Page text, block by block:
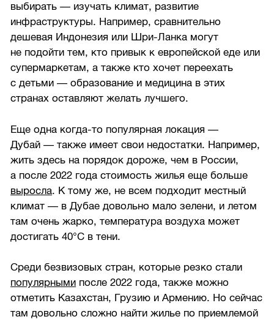
выбирать — изучать климат, развитие
инфраструктуры. Например, сравнительно
дешевая Индонезия или Шри-Ланка могут
не подойти тем, кто привык к европейской еде или
супермаркетам, а также кто хочет переехать
с детьми — образование и медицина в этих
странах оставляют желать лучшего.
Еще одна когда-то популярная локация —
Дубай — также имеет свои недостатки. Например,
жить здесь на порядок дороже, чем в России,
а после 2022 года стоимость жилья еще больше
выросла. К тому же, не всем подходит местный
климат — в Дубае довольно мало зелени, и летом
там очень жарко, температура воздуха может
достигать 40°C в тени.
Среди безвизовых стран, которые резко стали
популярными после 2022 года, также можно
отметить Казахстан, Грузию и Армению. Но сейчас
там довольно сложно найти жилье по приемлемой